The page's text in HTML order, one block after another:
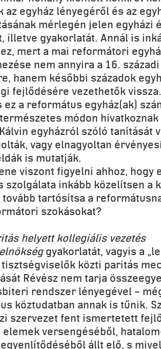
az egyház lényegéről és az
mérlegén jelen egyházi
illetve gyakorlatát. Annál is
mert a mai reformátori
nem annyira a 16.
hanem későbbi századok
fejlődésére vezethetők
ez a református egyház(ak)
módon
egyházról szóló tanítását
vagy elnagyoltan
is mutatják.
viszont figyelni ahhoz, hogy
szolgálata inkább közelítsen a
tartósítsa a
szokásokat?
helyett kollegiális vezetés
gyakorlatát, vagyis a
tisztségviselők közti paritás
Révész nem tarja
rendszer lényegével –
köztudatban annak is tűnik.
szervezet fent ismertetett
elemek versengéséből,
állt elő, s